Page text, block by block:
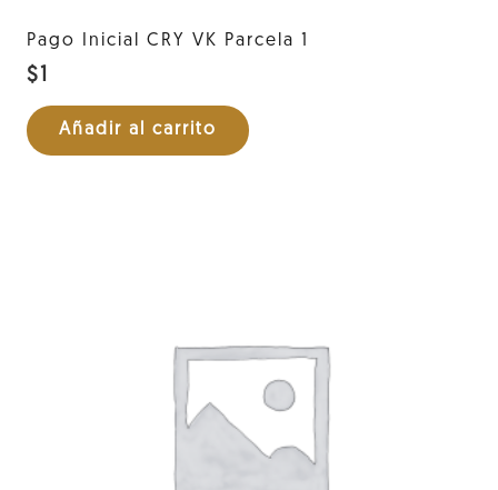
Pago Inicial CRY VK Parcela 1
$ 1
Añadir al carrito